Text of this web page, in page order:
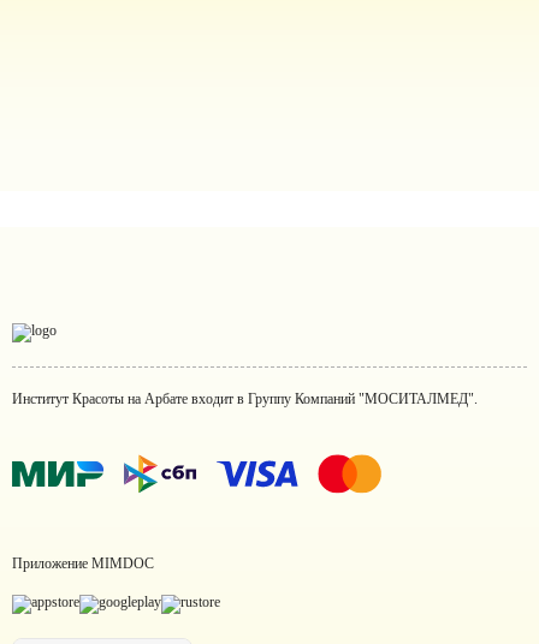
Институт Красоты на Арбате входит в Группу Компаний "МОСИТАЛМЕД".
Приложение MIMDOC